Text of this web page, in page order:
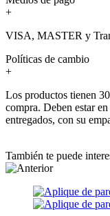
+
VISA, MASTER y
Políticas de cambio
+
Los productos tienen
compra. Deben estar
entregados, con su
También te puede